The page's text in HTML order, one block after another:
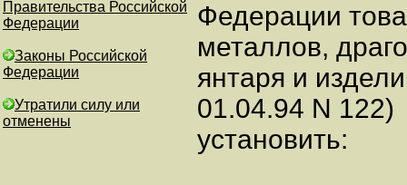
Правительства Российской
Федерации
Законы Российской
Федерации
Утратили силу или
отменены
Федерации
металлов,
янтаря и
01.04.94 N 122)
установить: